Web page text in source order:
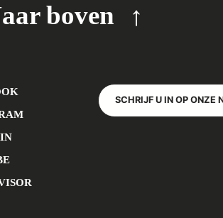
boven
SCHRIJF U IN OP ONZE